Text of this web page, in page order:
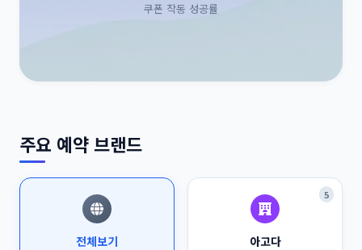
쿠폰 작동 성공률
주요 예약 브랜드
전체보기 아고다
5